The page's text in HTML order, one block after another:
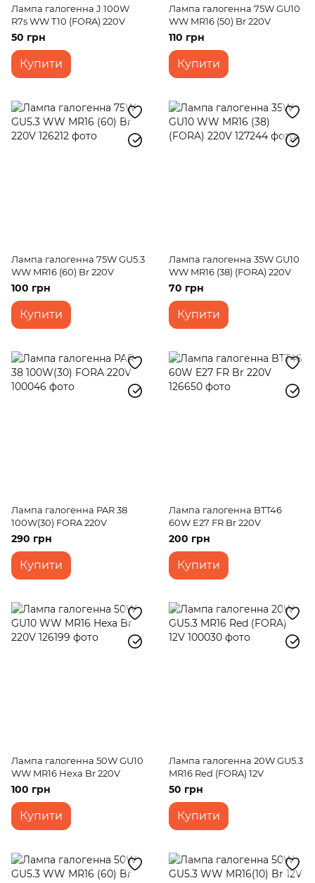
Лампа галогенна J 100W
R7s WW T10 (FORA) 220V
50 грн
Купити
Лампа галогенна 75W GU10
WW MR16 (50) Br 220V
110 грн
Купити
Лампа галогенна 75W GU5.3
WW MR16 (60) Br 220V
100 грн
Купити
Лампа галогенна 35W GU10
WW MR16 (38) (FORA) 220V
70 грн
Купити
Лампа галогенна PAR 38
100W(30) FORA 220V
290 грн
Купити
Лампа галогенна BTT46
60W E27 FR Br 220V
200 грн
Купити
Лампа галогенна 50W GU10
WW MR16 Hexa Br 220V
100 грн
Купити
Лампа галогенна 20W GU5.3
MR16 Red (FORA) 12V
50 грн
Купити